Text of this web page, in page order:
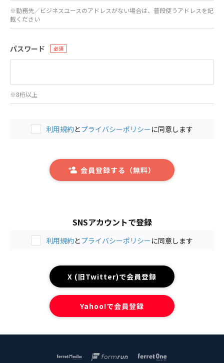
SNSアカウントで登録
利用規約とプライバシーポリシーに同意します
X (旧Twitter)で会員登録
Yahoo!で会員登録
※勤務先／ビジネスユースのアドレスがない場合は、普段使うアドレスを記
載ください
パスワード
※8桁以上
利用規約とプライバシーポリシーに同意します
会員登録する（無料）